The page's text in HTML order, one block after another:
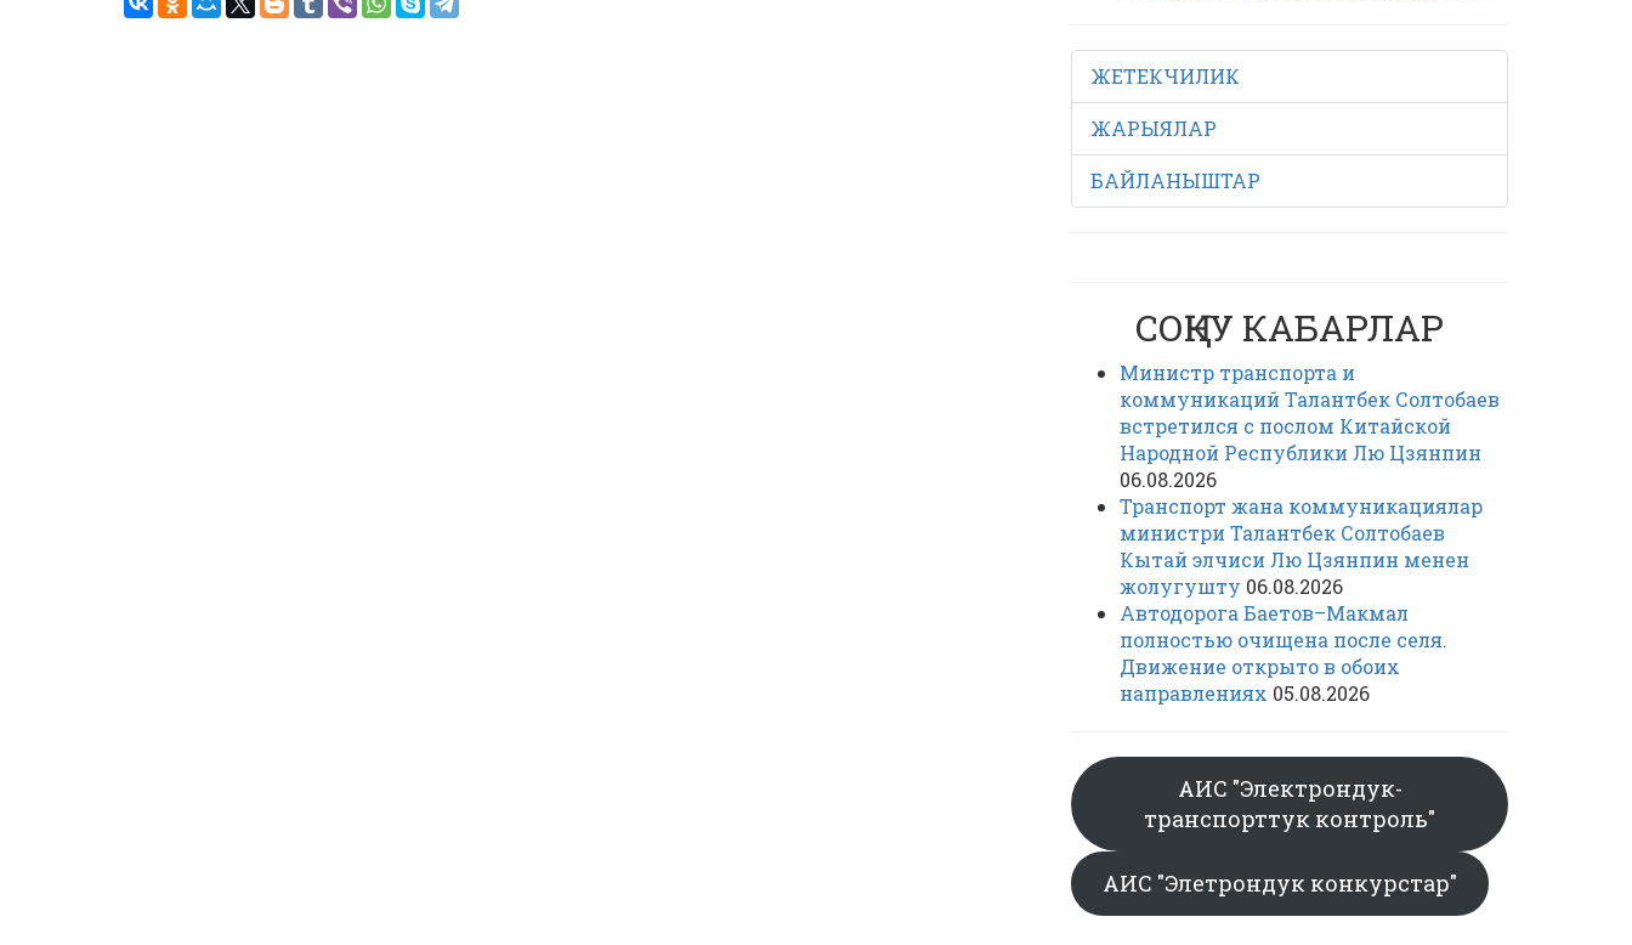
ЖЕТЕКЧИЛИК
ЖАРЫЯЛАР
БАЙЛАНЫШТАР
СОҢКУ КАБАРЛАР
Министр транспорта и
коммуникаций Талантбек Солтобаев
встретился с послом Китайской
Народной Республики Лю Цзянпин
06.08.2026
Транспорт жана коммуникациялар
министри Талантбек Солтобаев
Кытай элчиси Лю Цзянпин менен
жолугушту 06.08.2026
Автодорога Баетов–Макмал
полностью очищена после селя.
Движение открыто в обоих
направлениях 05.08.2026
АИС "Электрондук-
транспорттук контроль"
АИС "Элетрондук конкурстар"